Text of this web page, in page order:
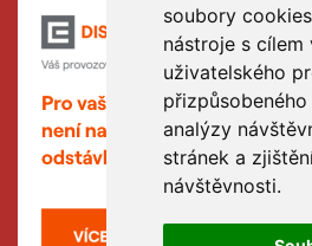
soubory
nástroje s cílem
uživatelského
analýzy
stránek a
návštěvnosti.